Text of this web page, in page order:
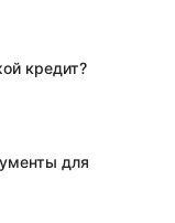
кредит?
для